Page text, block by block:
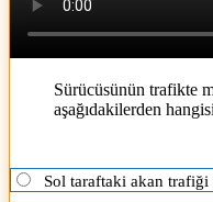
Sürücüsünün trafikte
aşağıdakilerden
Sol taraftaki akan